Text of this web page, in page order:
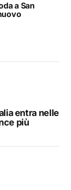
a San
entra nelle
più